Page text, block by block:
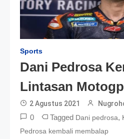
Sports
Dani Pedrosa
Lintasan
2 Agustus 2021
0 Tagged Dani pedrosa,
Pedrosa kembali membalap